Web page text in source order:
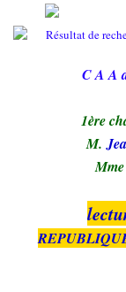
C A A
1ère
M.
Mme